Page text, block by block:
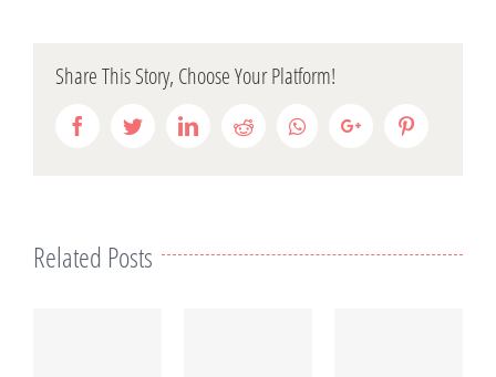
Share This Story, Choose Your Platform!
FacebookTwitterLinkedInRedditWhatsappGoogle+
Related Posts